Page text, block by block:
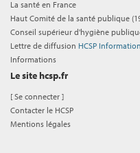
La santé en France
Haut Comité de la santé publique
Conseil supérieur d'hygiène
Lettre de diffusion HCSP
Informations
Le site hcsp.fr
[Se connecter ]
Contacter le HCSP
Mentions légales